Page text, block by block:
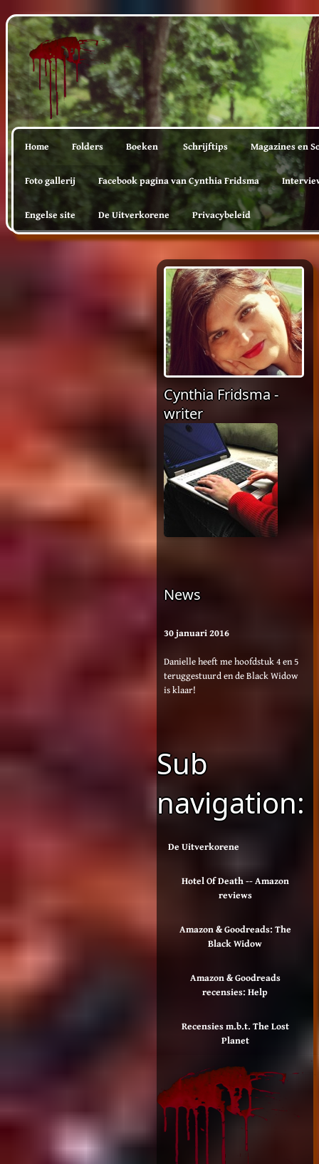
Home Boeken
Folders Schrijftips Magazines en
Foto gallerij Facebook pagina van Cynthia Fridsma
Engelse site De Uitverkorene Privacybeleid
Cynthia Fridsma -
writer
News
30 januari 2016
Danielle heeft me hoofdstuk 4 en 5
teruggestuurd en de Black Widow
is klaar!
Sub
navigation:
De Uitverkorene
Hotel Of Death -- Amazon
reviews
Amazon & Goodreads: The
Black Widow
Amazon & Goodreads
recensies: Help
Recensies m.b.t. The Lost
Planet